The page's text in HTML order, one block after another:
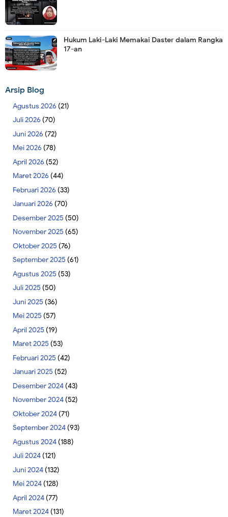
Hukum Laki-Laki Memakai Daster dalam Rangka
17-an
Arsip Blog
Agustus 2026 (21)
Juli 2026 (70)
Juni 2026 (72)
Mei 2026 (78)
April 2026 (52)
Maret 2026 (44)
Februari 2026 (33)
Januari 2026 (70)
Desember 2025 (50)
November 2025 (65)
Oktober 2025 (76)
September 2025 (61)
Agustus 2025 (53)
Juli 2025 (50)
Juni 2025 (36)
Mei 2025 (57)
April 2025 (19)
Maret 2025 (53)
Februari 2025 (42)
Januari 2025 (52)
Desember 2024(43)
November 2024(52)
Oktober 2024(71)
September 2024(93)
Agustus 2024(188)
Juli 2024(121)
Juni 2024(132)
Mei 2024(128)
April 2024(77)
Maret 2024(131)